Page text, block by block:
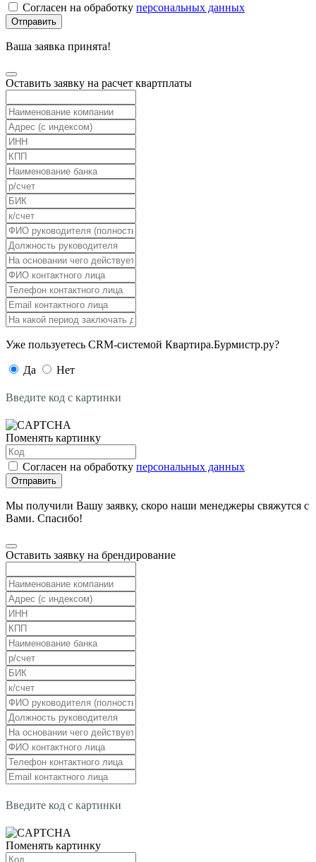
Согласен на обработку персональных данных
Отправить
Ваша заявка принята!
Оставить заявку на расчет квартплаты
Уже пользуетесь CRM-системой Квартира.Бурмистр.ру?
Да Нет
Введите код с картинки
Поменять картинку
Согласен на обработку персональных данных
Отправить
Мы получили Вашу заявку, скоро наши менеджеры свяжутся с
Вами. Спасибо!
Оставить заявку на брендирование
Введите код с картинки
Поменять картинку